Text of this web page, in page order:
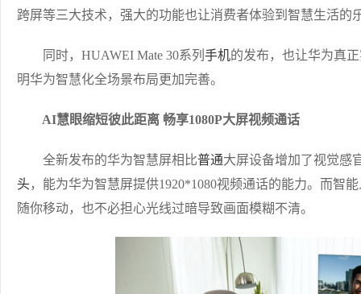
跨屏等三大技术，强大的功能也让消费者体验到智慧生活的
同时，HUAWEI Mate 30系列 手机的发布，也让华为真
明华为智慧化全场景布局更加完善。
AI慧眼缩短彼此距离 畅享1080P大屏视频通话
全新发布的华为智慧屏相比普通大屏设备增加了视觉感
头，能为华为智慧屏提供1920*1080视频通话的能力。而智
随你移动，也不必担心光线过暗导致画面模糊不清。